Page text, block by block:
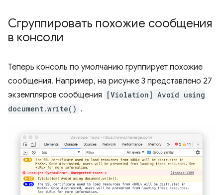
Сгруппировать похожие сообщения
в консоли
Теперь консоль по умолчанию группирует похожие
сообщения. Например, на рисунке 3 представлено 27
экземпляров сообщения
[Violation] Avoid using
document.write() .